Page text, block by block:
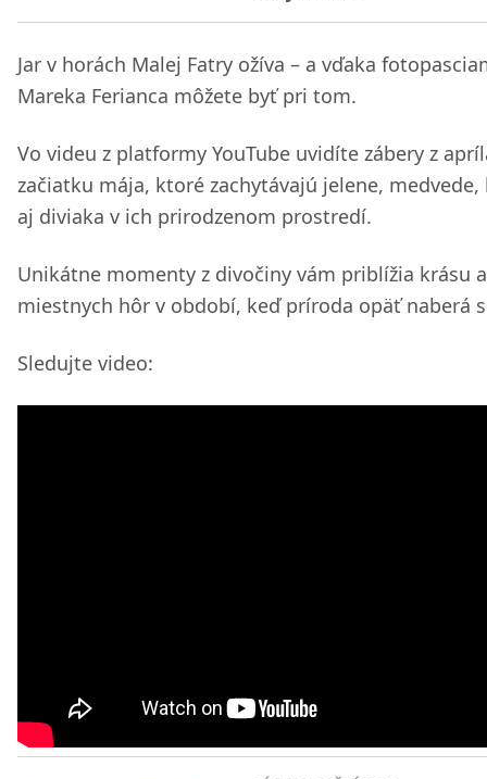
Jar v horách Malej Fatry ožíva – a vďaka
Mareka Ferianca môžete byť pri tom.
Vo videu z platformy YouTube uvidíte zábery z
začiatku mája, ktoré zachytávajú jelene, medvede,
aj diviaka v ich prirodzenom prostredí.
Unikátne momenty z divočiny vám priblížia krásu
miestnych hôr v období, keď príroda opäť naberá
Sledujte video: